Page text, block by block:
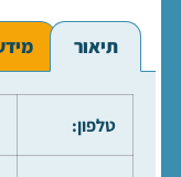
תיאור
טלפון: